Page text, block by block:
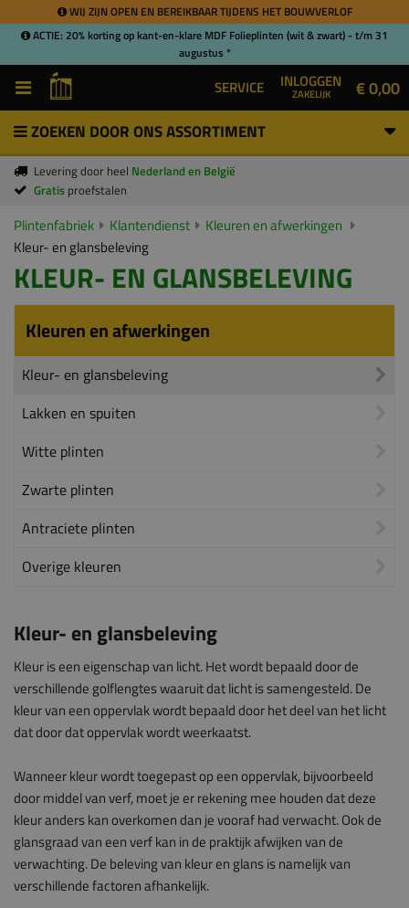
WIJ ZIJN OPEN EN BEREIKBAAR TIJDENS HET BOUWVERLOF
ACTIE: 20% korting op kant-en-klare MDF Folieplinten (wit & zwart) - t/m 31
augustus *
SERVICE INLOGGEN
ZAKELIJK € 0,00
ZOEKEN DOOR ONS ASSORTIMENT
Levering door heel Nederland en België
Gratis proefstalen
Plintenfabriek Klantendienst
Kleuren en afwerkingen
Kleur- en glansbeleving
KLEUR- EN GLANSBELEVING
Kleuren en afwerkingen
Kleur- en glansbeleving
Lakken en spuiten
Witte plinten
Zwarte plinten
Antraciete plinten
Overige kleuren
Kleur- en glansbeleving
Kleur is een eigenschap van licht. Het wordt bepaald door de
verschillende golflengtes waaruit dat licht is samengesteld. De
kleur van een oppervlak wordt bepaald door het deel van het licht
dat door dat oppervlak wordt weerkaatst.
Wanneer kleur wordt toegepast op een oppervlak, bijvoorbeeld
door middel van verf, moet je er rekening mee houden dat deze
kleur anders kan overkomen dan je vooraf had verwacht. Ook de
glansgraad van een verf kan in de praktijk afwijken van de
verwachting. De beleving van kleur en glans is namelijk van
verschillende factoren afhankelijk.